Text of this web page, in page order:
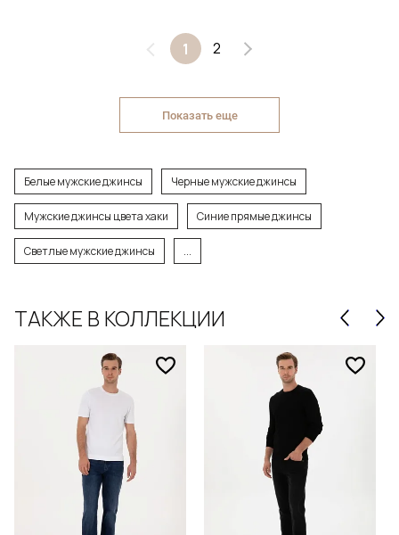
1 2
Показать еще
Белые мужские джинсы Черные мужские джинсы
Мужские джинсы цвета хаки Синие прямые джинсы
Светлые мужские джинсы ...
ТАКЖЕ В КОЛЛЕКЦИИ